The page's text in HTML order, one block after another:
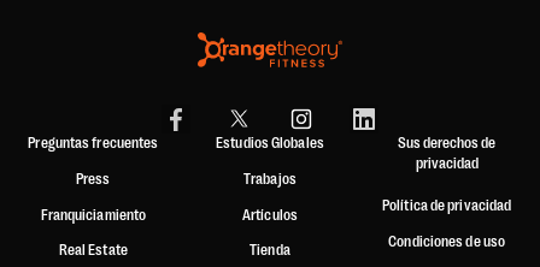
Preguntas frecuentes
Press
Franquiciamiento
Real Estate
Estudios Globales
Trabajos
Artículos
Tienda
Sus derechos de
privacidad
Política de privacidad
Condiciones de uso